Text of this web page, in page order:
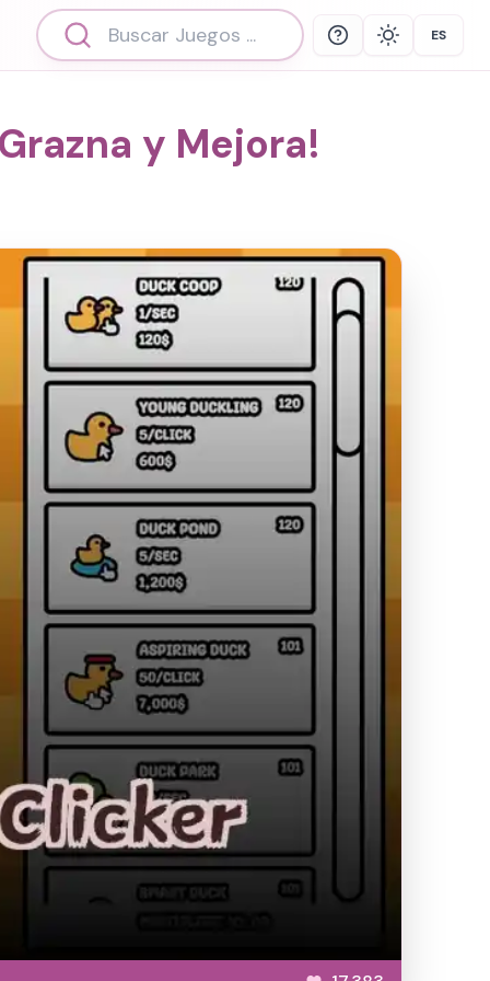
Help Theme Select
ES
y Mejora!